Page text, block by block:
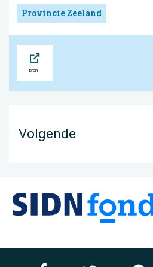
Provincie Zeeland
Volgende